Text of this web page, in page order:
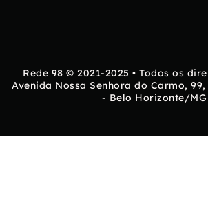
Rede 98 © 2021-2025 • Todos os
Avenida Nossa Senhora do Carmo,
- Belo Horizonte/MG